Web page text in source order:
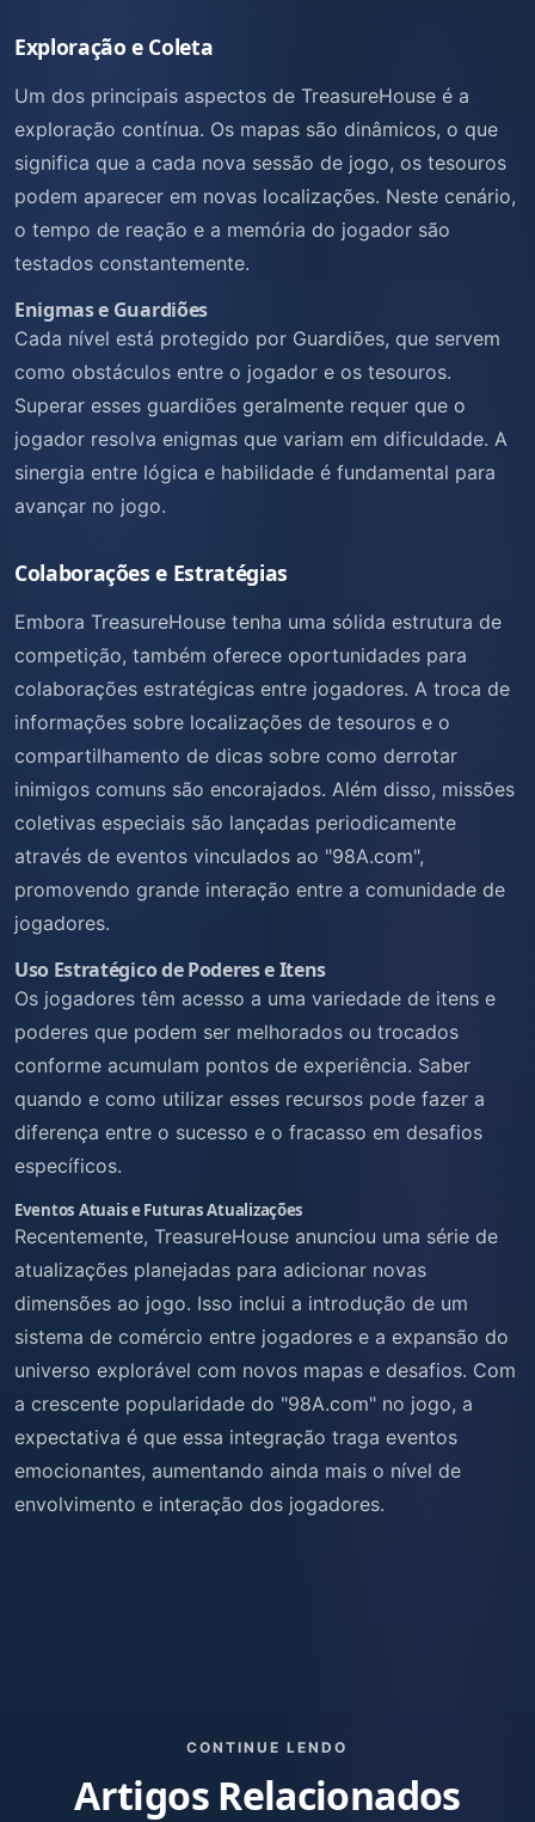
Exploração e Coleta
Um dos principais aspectos de TreasureHouse é a
exploração contínua. Os mapas são dinâmicos, o que
significa que a cada nova sessão de jogo, os tesouros
podem aparecer em novas localizações. Neste cenário,
o tempo de reação e a memória do jogador são
testados constantemente.
Enigmas e Guardiões
Cada nível está protegido por Guardiões, que servem
como obstáculos entre o jogador e os tesouros.
Superar esses guardiões geralmente requer que o
jogador resolva enigmas que variam em dificuldade. A
sinergia entre lógica e habilidade é fundamental para
avançar no jogo.
Colaborações e Estratégias
Embora TreasureHouse tenha uma sólida estrutura de
competição, também oferece oportunidades para
colaborações estratégicas entre jogadores. A troca de
informações sobre localizações de tesouros e o
compartilhamento de dicas sobre como derrotar
inimigos comuns são encorajados. Além disso, missões
coletivas especiais são lançadas periodicamente
através de eventos vinculados ao "98A.com",
promovendo grande interação entre a comunidade de
jogadores.
Uso Estratégico de Poderes e Itens
Os jogadores têm acesso a uma variedade de itens e
poderes que podem ser melhorados ou trocados
conforme acumulam pontos de experiência. Saber
quando e como utilizar esses recursos pode fazer a
diferença entre o sucesso e o fracasso em desafios
específicos.
Eventos Atuais e Futuras Atualizações
Recentemente, TreasureHouse anunciou uma série de
atualizações planejadas para adicionar novas
dimensões ao jogo. Isso inclui a introdução de um
sistema de comércio entre jogadores e a expansão do
universo explorável com novos mapas e desafios. Com
a crescente popularidade do "98A.com" no jogo, a
expectativa é que essa integração traga eventos
emocionantes, aumentando ainda mais o nível de
envolvimento e interação dos jogadores.
CONTINUE LENDO
Artigos Relacionados